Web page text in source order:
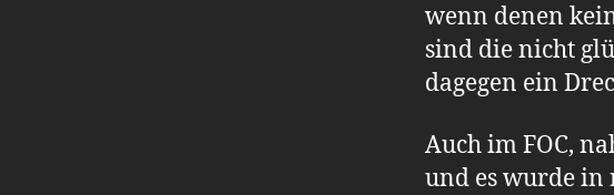
wenn denen
sind die nicht
dagegen ein
Auch im FOC,
und es wurde in